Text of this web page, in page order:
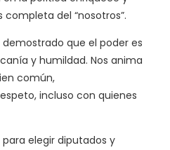
del “nosotros”.
que el poder es
y humildad. Nos anima
común,
incluso con quienes
elegir diputados y